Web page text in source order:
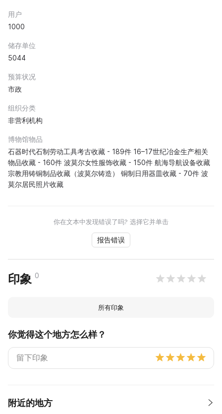
用户
1000
储存单位
5044
预算状况
市政
组织分类
非营利机构
博物馆物品
石器时代石制劳动工具考古收藏 - 189件 16–17世纪冶金生产相关
物品收藏 - 160件 波莫尔女性服饰收藏 - 150件 航海导航设备收藏
宗教用铸铜制品收藏（波莫尔铸造） 铜制日用器皿收藏 - 70件 波
莫尔居民照片收藏
你在文本中发现错误了吗? 选择它并单击
报告错误
印象 0
所有印象
你觉得这个地方怎么样？
附近的地方